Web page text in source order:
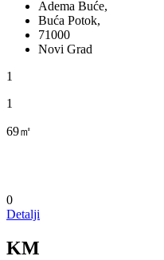
Adema Buće,
Buća Potok,
71000
Novi Grad
1
1
69㎡
0
Detalji
KM